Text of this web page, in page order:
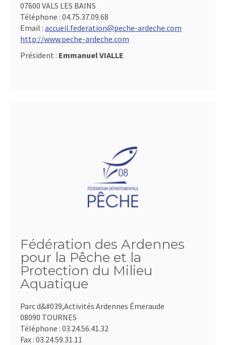
07600 VALS LES BAINS
Téléphone : 04.75.37.09.68
Email : accueil.federation@peche-ardeche.com
http://www.peche-ardeche.com
Président : Emmanuel VIALLE
Fédération des Ardennes
pour la Pêche et la
Protection du Milieu
Aquatique
Parc d&#039,Activités Ardennes Émeraude
08090 TOURNES
Téléphone : 03.24.56.41.32
Fax : 03.24.59.31.11